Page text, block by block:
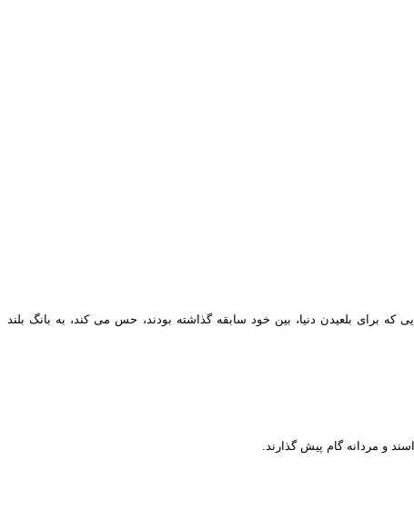
بلعیدن دنیا، بین خود سابقه گذاشته بودند، حس می کند، به بانگ بلند
و مردانه گام پیش گذارند.